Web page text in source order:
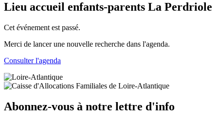
Lieu accueil enfants-parents La Perdriole
Cet événement est passé.
Merci de lancer une nouvelle recherche dans l'agenda.
Consulter l'agenda
Abonnez-vous à notre lettre d'info